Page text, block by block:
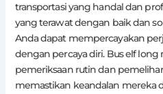
transportasi yang handal dan
yang terawat dengan baik dan
Anda dapat mempercayakan
dengan percaya diri. Bus elf
pemeriksaan rutin dan
memastikan keandalan mereka